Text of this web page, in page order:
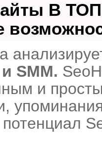
В
SMM.
и